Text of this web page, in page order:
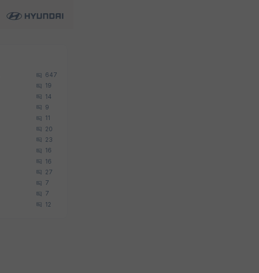
647
19
14
9
11
20
23
16
16
27
7
7
12